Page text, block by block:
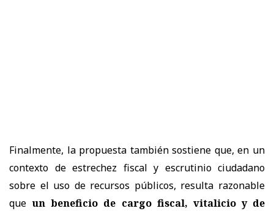
Finalmente, la propuesta también sostiene que, en un
contexto de estrechez fiscal y escrutinio ciudadano
sobre el uso de recursos públicos, resulta razonable
queun beneficio de cargo fiscal, vitalicio y de